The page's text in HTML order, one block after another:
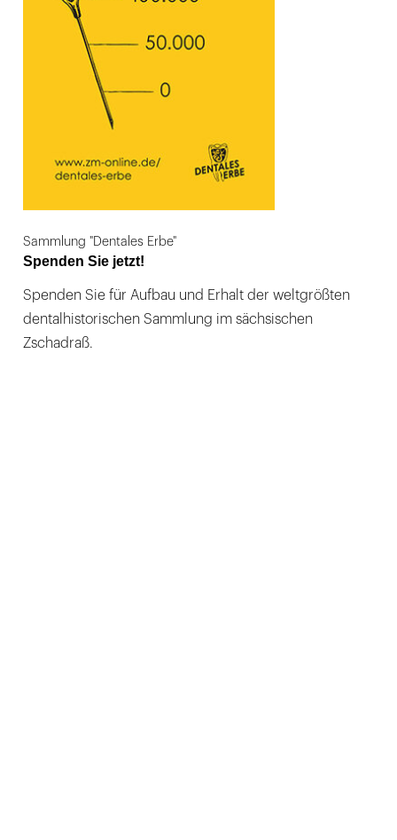
Sammlung "Dentales Erbe"
Spenden Sie jetzt!
Spenden Sie für Aufbau und Erhalt der weltgrößten
dentalhistorischen Sammlung im sächsischen
Zschadraß.